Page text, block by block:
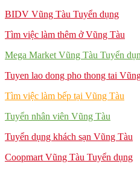
BIDV Vũng Tàu Tuyển dụng
Tìm việc làm thêm ở Vũng Tàu
Mega Market Vũng Tàu Tuyển
Tuyen lao dong pho thong tai
Tìm việc làm bếp tại Vũng Tàu
Tuyển nhân viên Vũng Tàu
Tuyển dụng khách sạn Vũng Tàu
Coopmart Vũng Tàu Tuyển dụng